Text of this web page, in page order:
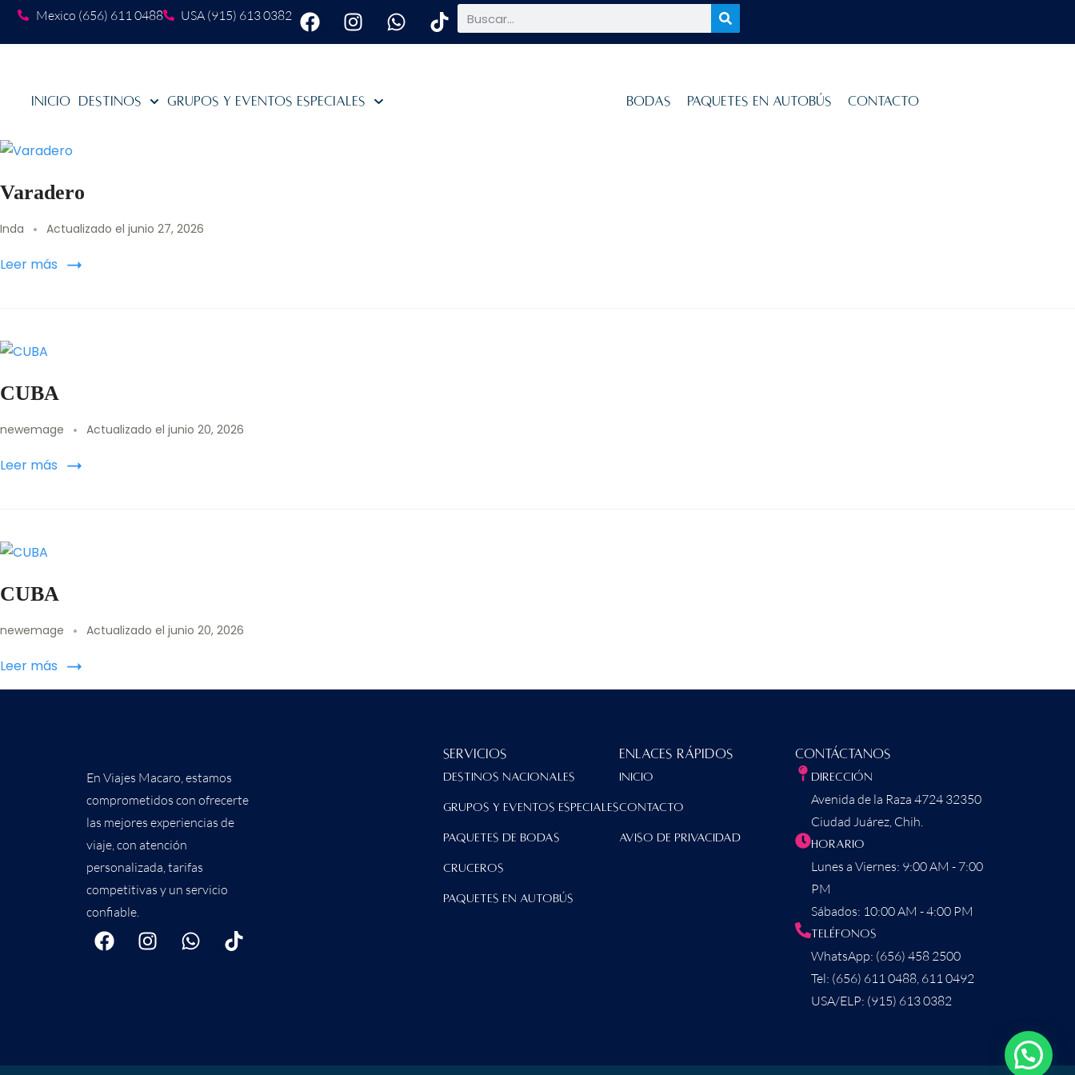
Mexico (656) 611 0488 USA (915) 613 0382
Inicio Destinos Grupos y Eventos Especiales Bodas Paquetes en Autobús Contacto
Varadero
Inda Actualizado el junio 27, 2026
Leer más
CUBA
newemage Actualizado el junio 20, 2026
Leer más
CUBA
newemage Actualizado el junio 20, 2026
Leer más
En Viajes Macaro, estamos
comprometidos con ofrecerte
las mejores experiencias de
viaje, con atención
personalizada, tarifas
competitivas y un servicio
confiable.
Servicios
Destinos Nacionales
Grupos y Eventos Especiales
Paquetes de Bodas
Cruceros
Paquetes en Autobús
Enlaces Rápidos
Inicio
contacto
Aviso de Privacidad
Contáctanos
Dirección
Avenida de la Raza 4724 32350
Ciudad Juárez, Chih.
Horario
Lunes a Viernes: 9:00 AM - 7:00
PM
Sábados: 10:00 AM - 4:00 PM
Teléfonos
WhatsApp: (656) 458 2500
Tel: (656) 611 0488, 611 0492
USA/ELP: (915) 613 0382